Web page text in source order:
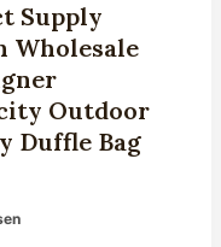
Supply
Wholesale
Outdoor
Duffle Bag